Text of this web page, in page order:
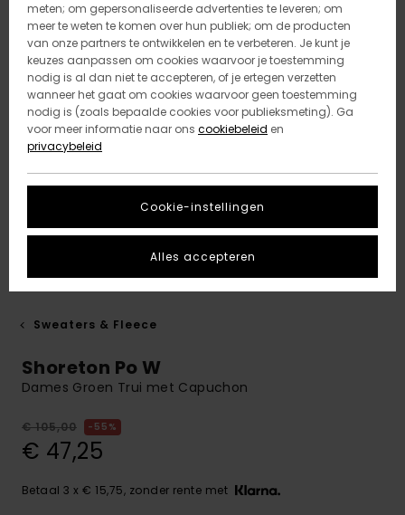
Sweaters & Fleece
Shoreton Po W
Dames Groen Trui met Capuchon
€ 105,00 55%
€ 47,25
Betaal 3 x € 15,75, zonder rente met
meten; om gepersonaliseerde advertenties te leveren; om
meer te weten te komen over hun publiek; om de producten
van onze partners te ontwikkelen en te verbeteren. Je kunt je
keuzes aanpassen om cookies waarvoor je toestemming
nodig is al dan niet te accepteren, of je ertegen verzetten
wanneer het gaat om cookies waarvoor geen toestemming
nodig is (zoals bepaalde cookies voor publieksmeting). Ga
voor meer informatie naar ons cookiebeleid en
privacybeleid
Cookie-instellingen
Alles accepteren